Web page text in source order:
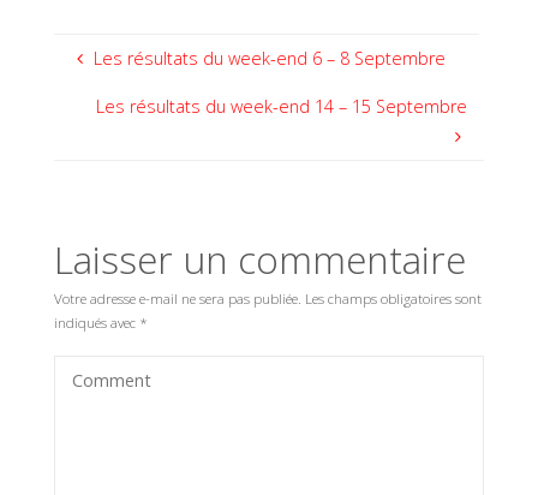
Les résultats du week-end 6 – 8 Septembre
Les résultats du week-end 14 – 15 Septembre
Laisser un commentaire
Votre adresse e-mail ne sera pas publiée. Les champs obligatoires sont
indiqués avec *